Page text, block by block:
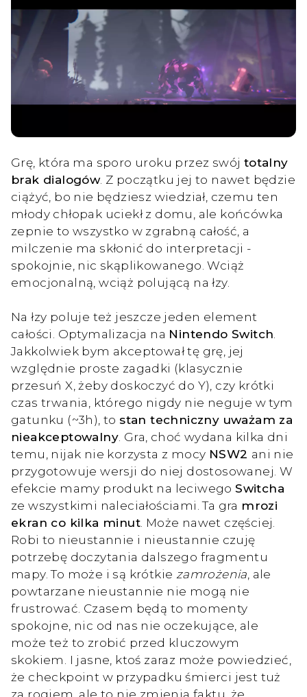
Grę, która ma sporo uroku przez swój totalny
brak dialogów. Z początku jej to nawet będzie
ciążyć, bo nie będziesz wiedział, czemu ten
młody chłopak uciekł z domu, ale końcówka
zepnie to wszystko w zgrabną całość, a
milczenie ma skłonić do interpretacji -
spokojnie, nic skąplikowanego. Wciąż
emocjonalną, wciąż polującą na łzy.
Na łzy poluje też jeszcze jeden element
całości. Optymalizacja na Nintendo Switch
Jakkolwiek bym akceptował tę grę, jej
względnie proste zagadki (klasycznie
przesuń X, żeby doskoczyć do Y), czy krótki
czas trwania, którego nigdy nie neguje w tym
gatunku (~3h), to stan techniczny uważam za
nieakceptowalny . Gra, choć wydana kilka dni
temu, nijak nie korzysta z mocy NSW2 ani nie
przygotowuje wersji do niej dostosowanej. W
efekcie mamy produkt na leciwegoSwitcha
ze wszystkimi naleciałościami. Ta gra mrozi
ekran co kilka minut . Może nawet częściej.
Robi to nieustannie i nieustannie czuję
potrzebę doczytania dalszego fragmentu
mapy. To może i są krótkie zamrożenia , ale
powtarzane nieustannie nie mogą nie
frustrować. Czasem będą to momenty
spokojne, nic od nas nie oczekujące, ale
może też to zrobić przed kluczowym
skokiem. I jasne, ktoś zaraz może powiedzieć,
że checkpoint w przypadku śmierci jest tuż
za rogiem, ale to nie zmienia faktu, że